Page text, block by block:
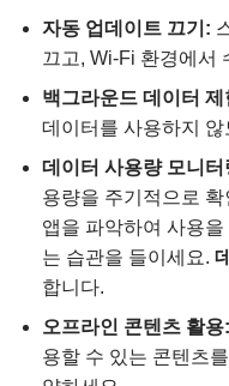
자동 업데이트 끄기:
끄고, Wi-Fi 환경에서
백그라운드 데이터 제
데이터를 사용하지
데이터 사용량 모니터
용량을 주기적으로
앱을 파악하여 사용
는 습관을 들이세요.
합니다.
오프라인 콘텐츠 활용:
용할 수 있는 콘텐츠